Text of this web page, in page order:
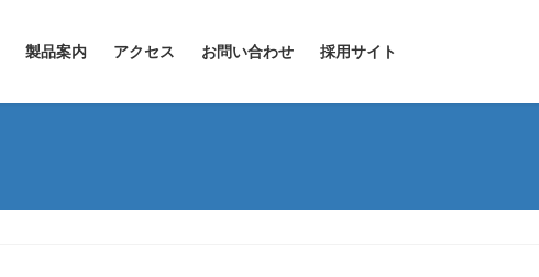
製品案内 アクセス お問い合わせ 採用サイト